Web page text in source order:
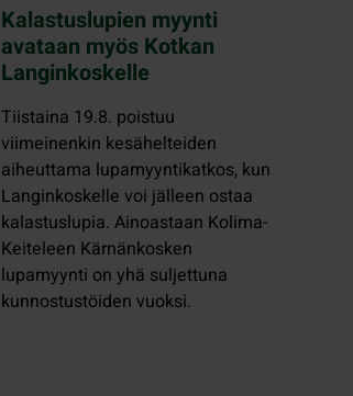
Kalastuslupien myynti
avataan myös Kotkan
Langinkoskelle
Tiistaina 19.8. poistuu
viimeinenkin kesähelteiden
aiheuttama lupamyyntikatkos, kun
Langinkoskelle voi jälleen ostaa
kalastuslupia. Ainoastaan Kolima-
Keiteleen Kärnänkosken
lupamyynti on yhä suljettuna
kunnostustöiden vuoksi.